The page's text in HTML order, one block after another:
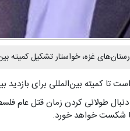
غزه، خواستار تشکیل
کمیته بین‌المللی برای بازدید
طولانی کردن زمان قتل عام
شکست خواهد خورد.